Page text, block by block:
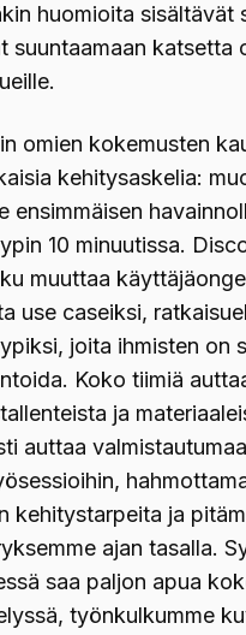
huomioita sisältävät
suuntaamaan katsetta
omien kokemusten
kehitysaskelia:
ensimmäisen
10 minuutissa.
muuttaa
use caseiksi,
joita ihmisten on
Koko tiimiä
ja
auttaa
kehitystarpeita ja
ajan tasalla.
saa paljon apua
työnkulkumme